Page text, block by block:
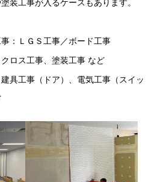
装工事が入るケースもあります。
：ＬＧＳ工事／ボード工事
ロス工事、塗装工事 など
具工事（ドア）、電気工事（スイッ